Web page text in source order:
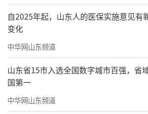
工作室（“个体工商户”性
营）3家个人工作室，及欢喜传
（占股2.0036%）、北京真乐
公司（占股51%）等7家持股企
化、投资管理等领域。
徐峥持股的7家企业中，有
自2025年起，山东人的医保实施意见有
变化
中华网山东频道
山东省15市入选全国数字城市百强，省
国第一
中华网山东频道